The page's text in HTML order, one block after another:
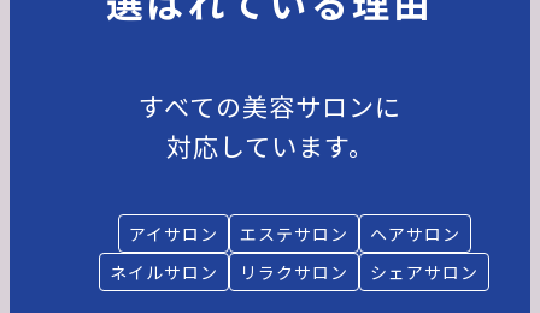
すべての美容サロンに
対応しています。
アイサロン エステサロン
ヘアサロン
ネイルサロン
リラクサロン シェアサロン